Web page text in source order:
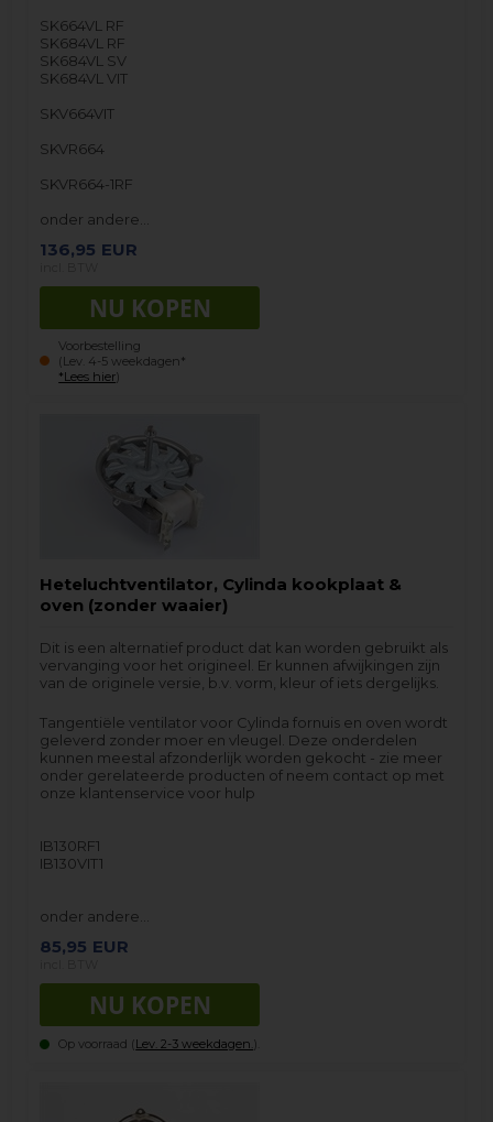
SK664VL RF
SK684VL RF
SK684VL SV
SK684VL VIT
SKV664VIT
SKVR664
SKVR664-1RF
onder andere…
136,95 EUR
Voorbestelling
(Lev. 4-5 weekdagen*
*Lees hier)
Heteluchtventilator, Cylinda kookplaat &
oven (zonder waaier)
Dit is een alternatief product dat kan worden gebruikt als
vervanging voor het origineel. Er kunnen afwijkingen zijn
van de originele versie, b.v. vorm, kleur of iets dergelijks.
Tangentiële ventilator voor Cylinda fornuis en oven wordt
geleverd zonder moer en vleugel. Deze onderdelen
kunnen meestal afzonderlijk worden gekocht - zie meer
onder gerelateerde producten of neem contact op met
onze klantenservice voor hulp
IB130RF1
IB130VIT1
onder andere…
85,95 EUR
Op voorraad (Lev. 2-3 weekdagen. ).